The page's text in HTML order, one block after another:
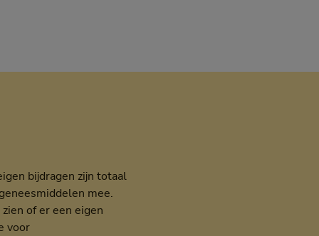
bijdragen zijn totaal
mee.
of er een eigen
voor